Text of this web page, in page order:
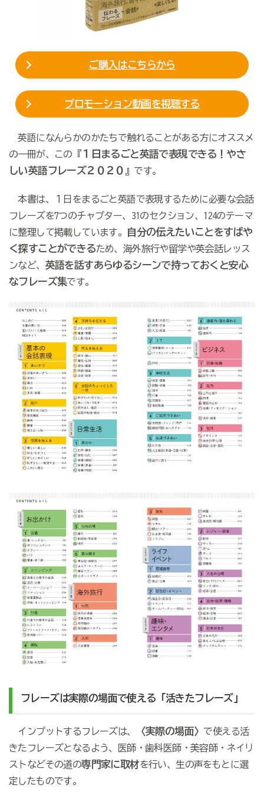
ご購入はこちらから
プロモーション動画を視聴する
英語になんらかのかたちで触れることがある方にオススメ
の一冊が、この『 １日まるごと英語で表現できる！やさ
しい英語フレーズ２０２０ 』です。
本書は、１日をまるごと英語で表現するために必要な会話
フレーズを7つのチャプター、31のセクション、124のテーマ
に整理して掲載しています。
自分の伝えたいことをすばや
く探すことができるため、海外旅行や留学や英会話レッス
ンなど、 英語を話すあらゆるシーンで持っておくと安心
なフレーズ集です。
フレーズは実際の場面で使える「活きたフレーズ」
インプットするフレーズは、 〈実際の場面〉 で使える活
きたフレーズとなるよう、医師・歯科医師・美容師・ネイリ
ストなどその道の専門家に取材を行い、生の声をもとに選
定したものです。